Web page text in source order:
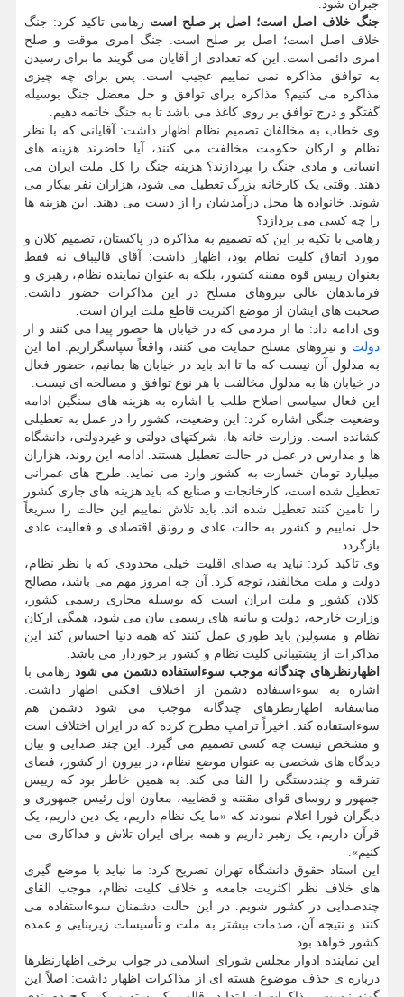
جبران شود.
جنگ خلاف اصل است؛ اصل بر صلح است رهامی تاکید کرد: جنگ
خلاف اصل است؛ اصل بر صلح است. جنگ امری موقت و صلح
امری دائمی است. این که تعدادی از آقایان می گویند ما برای رسیدن
به توافق مذاکره نمی نماییم عجیب است. پس برای چه چیزی
مذاکره می کنیم؟ مذاکره برای توافق و حل معضل جنگ بوسیله
گفتگو و درج توافق بر روی کاغذ می باشد تا به جنگ خاتمه دهیم.
وی خطاب به مخالفان تصمیم نظام اظهار داشت: آقایانی که با نظر
نظام و ارکان حکومت مخالفت می کنند، آیا حاضرند هزینه های
انسانی و مادی جنگ را بپردازند؟ هزینه جنگ را کل ملت ایران می
دهند. وقتی یک کارخانه بزرگ تعطیل می شود، هزاران نفر بیکار می
شوند. خانواده ها محل درآمدشان را از دست می دهند. این هزینه ها
را چه کسی می پردازد؟
رهامی با تکیه بر این که تصمیم به مذاکره در پاکستان، تصمیم کلان و
مورد اتفاق کلیت نظام بود، اظهار داشت: آقای قالیباف نه فقط
بعنوان رییس قوه مقننه کشور، بلکه به عنوان نماینده نظام، رهبری و
فرماندهان عالی نیروهای مسلح در این مذاکرات حضور داشت.
صحبت های ایشان از موضع اکثریت قاطع ملت ایران است.
وی ادامه داد: ما از مردمی که در خیابان ها حضور پیدا می کنند و از
دولت و نیروهای مسلح حمایت می کنند، واقعاً سپاسگزاریم. اما این
به مدلول آن نیست که ما تا ابد باید در خیابان ها بمانیم، حضور فعال
در خیابان ها به مدلول مخالفت با هر نوع توافق و مصالحه ای نیست.
این فعال سیاسی اصلاح طلب با اشاره به هزینه های سنگین ادامه
وضعیت جنگی اشاره کرد: این وضعیت، کشور را در عمل به تعطیلی
کشانده است. وزارت خانه ها، شرکتهای دولتی و غیردولتی، دانشگاه
ها و مدارس در عمل در حالت تعطیل هستند. ادامه این روند، هزاران
میلیارد تومان خسارت به کشور وارد می نماید. طرح های عمرانی
تعطیل شده است، کارخانجات و صنایع که باید هزینه های جاری کشور
را تامین کنند تعطیل شده اند. باید تلاش نماییم این حالت را سریعاً
حل نماییم و کشور به حالت عادی و رونق اقتصادی و فعالیت عادی
بازگردد.
وی تاکید کرد: نباید به صدای اقلیت خیلی محدودی که با نظر نظام،
دولت و ملت مخالفند، توجه کرد. آن چه امروز مهم می باشد، مصالح
کلان کشور و ملت ایران است که بوسیله مجاری رسمی کشور،
وزارت خارجه، دولت و بیانیه های رسمی بیان می شود، همگی ارکان
نظام و مسولین باید طوری عمل کنند که همه دنیا احساس کند این
مذاکرات از پشتیبانی کلیت نظام و کشور برخوردار می باشد.
اظهارنظرهای چندگانه موجب سوءاستفاده دشمن می شود رهامی با
اشاره به سوءاستفاده دشمن از اختلاف افکنی اظهار داشت:
متاسفانه اظهارنظرهای چندگانه موجب می شود دشمن هم
سوءاستفاده کند. اخیراً ترامپ مطرح کرده که در ایران اختلاف است
و مشخص نیست چه کسی تصمیم می گیرد. این چند صدایی و بیان
دیدگاه های شخصی به عنوان موضع نظام، در بیرون از کشور، فضای
تفرقه و چنددستگی را القا می کند. به همین خاطر بود که رییس
جمهور و روسای قوای مقننه و قضاییه، معاون اول رئیس جمهوری و
دیگران فورا اعلام نمودند که «ما یک نظام داریم، یک دین داریم، یک
قرآن داریم، یک رهبر داریم و همه برای ایران تلاش و فداکاری می
کنیم».
این استاد حقوق دانشگاه تهران تصریح کرد: ما نباید با موضع گیری
های خلاف نظر اکثریت جامعه و خلاف کلیت نظام، موجب القای
چندصدایی در کشور شویم. در این حالت دشمنان سوءاستفاده می
کنند و نتیجه آن، صدمات بیشتر به ملت و تأسیسات زیربنایی و عمده
کشور خواهد بود.
این نماینده ادوار مجلس شورای اسلامی در جواب برخی اظهارنظرها
درباره ی حذف موضوع هسته ای از مذاکرات اظهار داشت: اصلاً این